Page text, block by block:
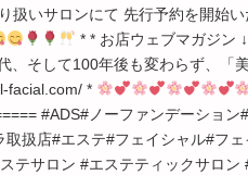
扱いサロンにて 先行予約を開始い
* * お店ウェブマガジン
、そして100年後も変わらず、「
facial.com/ *
#ADS#ノーファンデーション
扱店#エステ#フェイシャル#フ
テサロン #エステティックサロン